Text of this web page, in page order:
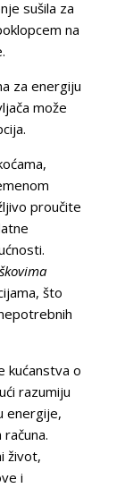
sušila za
na
za energiju
može
proučite
što
kućanstva o
razumiju
energije,
život,
i